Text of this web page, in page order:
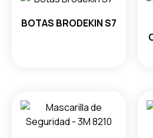
BOTAS BRODEKIN S7